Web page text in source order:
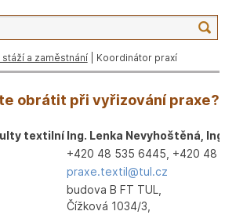
a zaměstnání| Koordinátor praxí
obrátit při vyřizování praxe?
textilní Ing. Lenka Nevyhoštěná,
+420 48 535 6445, +420 48
praxe.textil@tul.cz
budova B FT TUL,
Čížková 1034/3,